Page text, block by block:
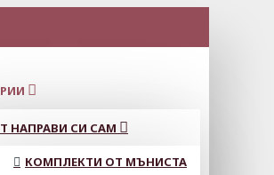
НАПРАВИ СИ САМ
КОМПЛЕКТИ ОТ МЪНИСТА